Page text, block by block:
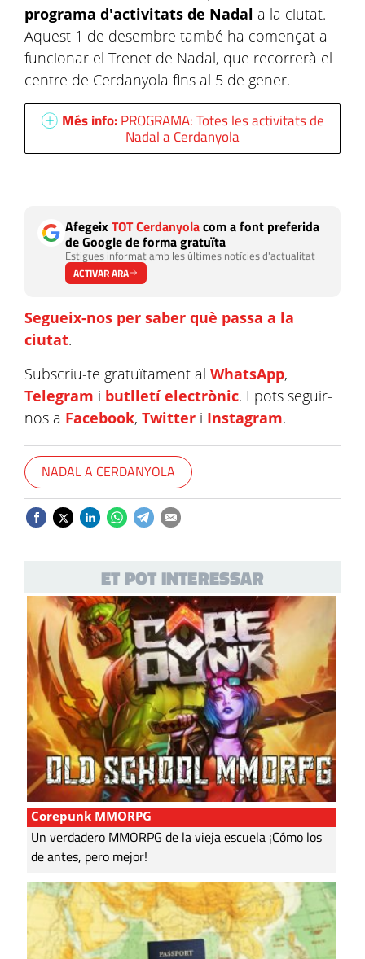
programa d'activitats de Nadal a la ciutat.
Aquest 1 de desembre també ha començat a
funcionar el Trenet de Nadal, que recorrerà el
centre de Cerdanyola fins al 5 de gener.
Més info:PROGRAMA: Totes les activitats de
Nadal a Cerdanyola
AfegeixTOT Cerdanyolacom a font preferida
de Google de forma gratuïta
Estigues informat amb les últimes notícies d'actualitat
ACTIVAR ARA
Segueix-nos per saber què passa a la
ciutat.
Subscriu-te gratuïtament al WhatsApp,
Telegram i butlletí electrònic. I pots seguir-
nos a Facebook, Twitter i Instagram.
NADAL A CERDANYOLA
ET POT INTERESSAR
Corepunk MMORPG
Un verdadero MMORPG de la vieja escuela ¡Cómo los
de antes, pero mejor!